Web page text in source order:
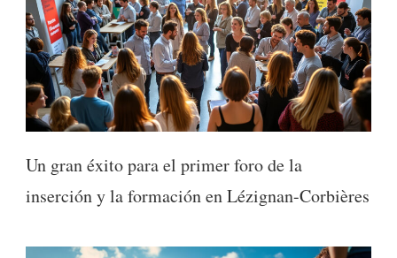
Un gran éxito para el primer foro de la
inserción y la formación en Lézignan-Corbières